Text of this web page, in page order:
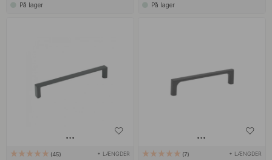
På lager På lager
45 + LÆNGDER 7 + LÆNGDER